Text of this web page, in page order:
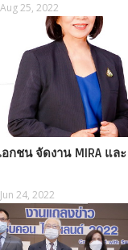
Aug 25, 2022
กชน จัดงาน MIRA และ
Jun 24, 2022